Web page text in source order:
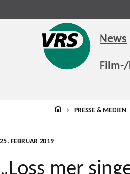
News
STARTSEITE
PRESSE & MEDIEN
25. FEBRUAR 2019
„Loss mer